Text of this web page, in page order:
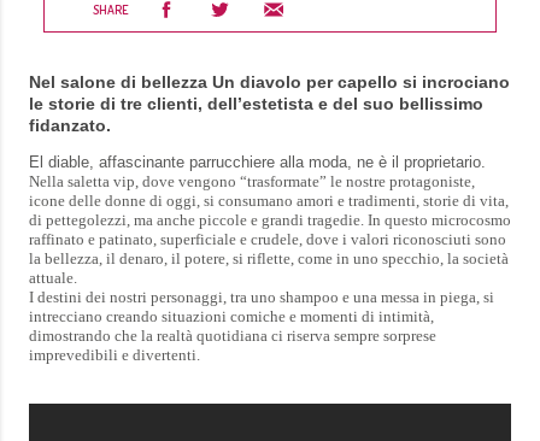
SHARE
Nel salone di bellezza Un diavolo per capello si incrociano
le storie di tre clienti, dell’estetista e del suo bellissimo
fidanzato.
El diable, affascinante parrucchiere alla moda, ne è il proprietario.
Nella saletta vip, dove vengono “trasformate” le nostre protagoniste,
icone delle donne di oggi, si consumano amori e tradimenti, storie di vita,
di pettegolezzi, ma anche piccole e grandi tragedie. In questo microcosmo
raffinato e patinato, superficiale e crudele, dove i valori riconosciuti sono
la bellezza, il denaro, il potere, si riflette, come in uno specchio, la società
attuale.
I destini dei nostri personaggi, tra uno shampoo e una messa in piega, si
intrecciano creando situazioni comiche e momenti di intimità,
dimostrando che la realtà quotidiana ci riserva sempre sorprese
imprevedibili e divertenti.